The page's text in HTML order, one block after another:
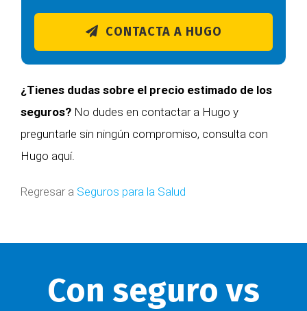
CONTACTA A HUGO
¿Tienes dudas sobre el precio estimado de los
seguros? No dudes en contactar a Hugo y
preguntarle sin ningún compromiso, consulta con
Hugo aquí.
Regresar a Seguros para la Salud
Con seguro vs